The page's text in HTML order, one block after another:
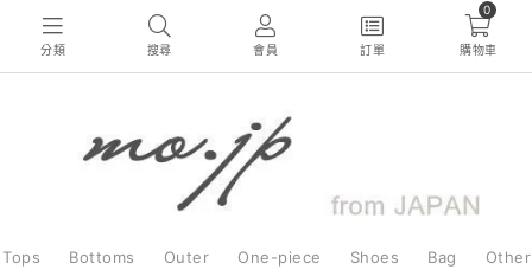
分類 搜尋 會員 訂單
0
購物車
Tops Bottoms Outer One-piece Shoes Bag Other